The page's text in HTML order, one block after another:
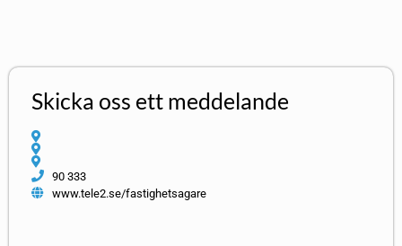
Skicka oss ett meddelande
90 333
www.tele2.se/fastighetsagare